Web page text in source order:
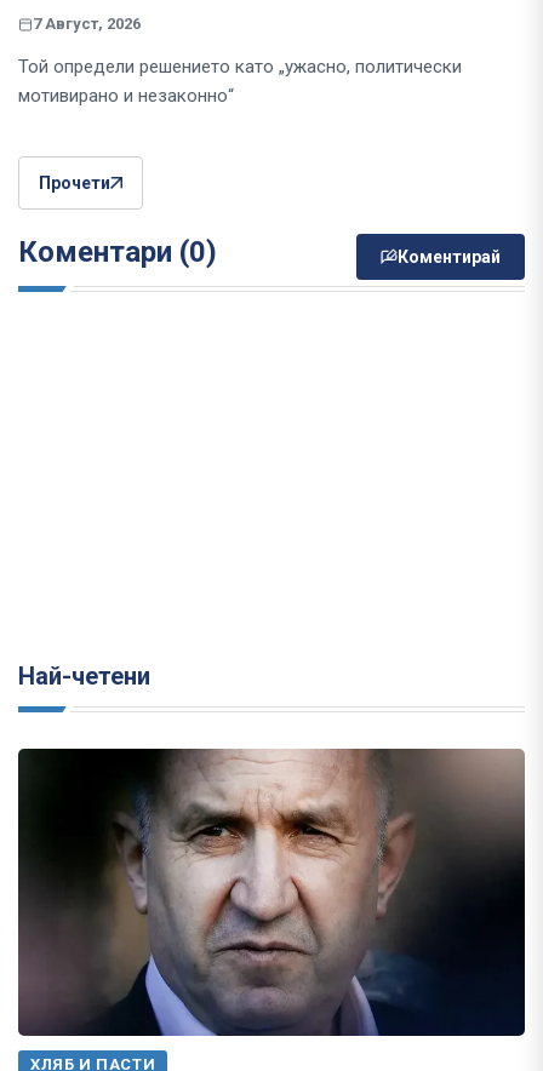
7 Август, 2026
Той определи решението като „ужасно, политически
мотивирано и незаконно“
Прочети
Коментари (0) Коментирай
Най-четени
ХЛЯБ И ПАСТИ